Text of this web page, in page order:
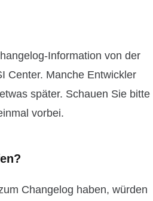
Information von der
Center. Manche Entwickler
später. Schauen Sie bitte
vorbei.
Changelog haben, würden